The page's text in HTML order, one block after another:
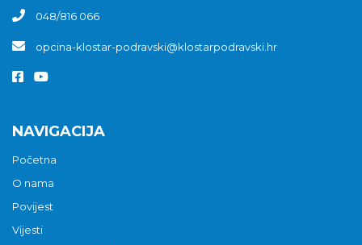
048/816 066
opcina-klostar-podravski@klostarpodravski.hr
NAVIGACIJA
Početna
O nama
Povijest
Vijesti